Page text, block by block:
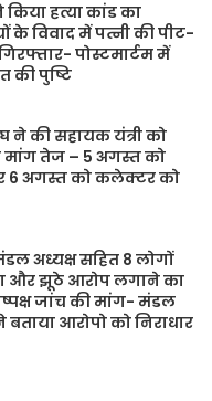
हत्या कांड का
के विवाद में पत्नी की पीट-
पोस्टमार्टम में
की पुष्टि
ने की सहायक यंत्री को
मांग तेज – 5 अगस्त को
6 अगस्त को कलेक्टर को
अध्यक्ष सहित 8 लोगों
और झूठे आरोप लगाने का
जांच की मांग- मंडल
आरोपो को निराधार